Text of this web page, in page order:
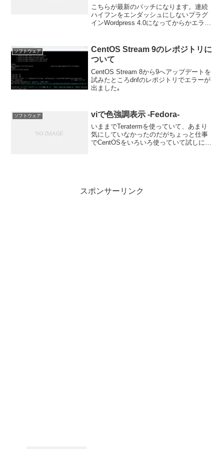
こちらが最新のパッチになります。連続
ハイフンをエンダッシュにしないプラグ
インWordpress 4.0になってからかエラー
ッシュしないプラグイン」を更新しまし
た。Dow...
ソフトウェア
CentOS Stream 9のレポジトリに
ついて
CentOS Stream 8から9へアップデートを
試みたところdnfのレポジトリでエラーが
出ました｡
ソフトウェア viで色強調表示 -Fedora-
いままでTeratermを使っていて、あまり
気にしていなかったのだがちょっと仕事
でCentOSをいろいろ使っていて試しにvi
スポンサーリンク